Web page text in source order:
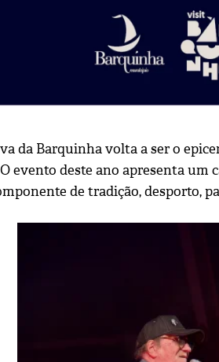
da Barquinha volta a ser o
evento deste ano apresenta
de tradição, desporto,